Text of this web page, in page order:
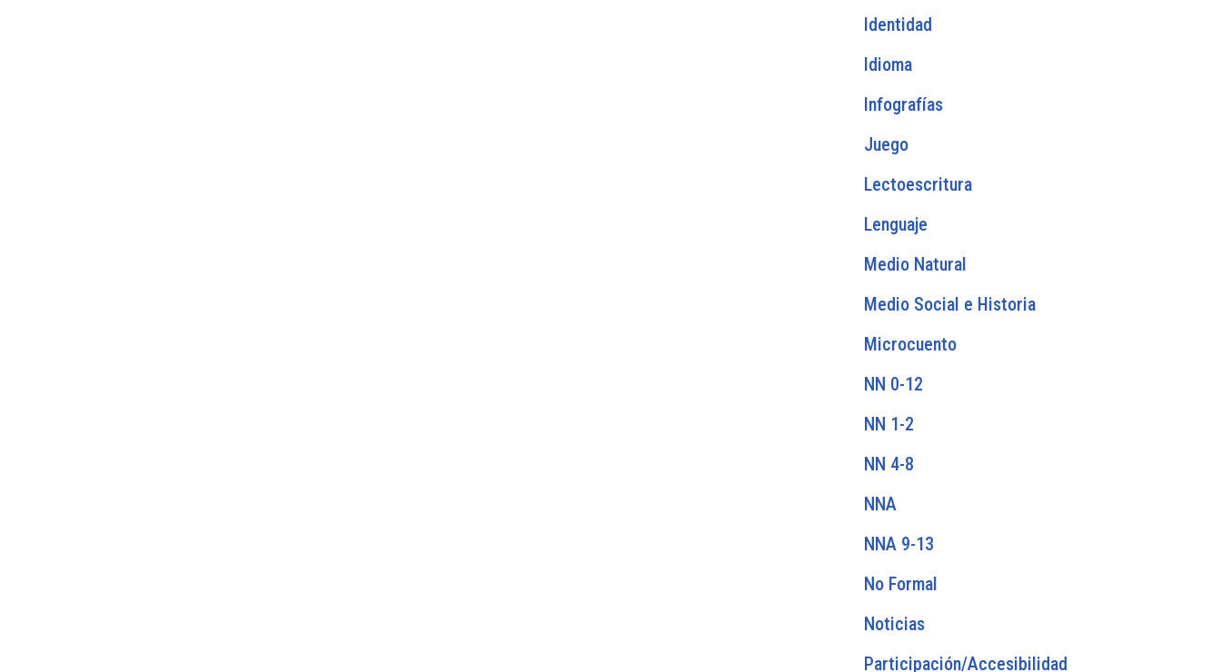
Identidad
Idioma
Infografías
Juego
Lectoescritura
Lenguaje
Medio Natural
Medio Social e Historia
Microcuento
NN 0-12
NN 1-2
NN 4-8
NNA
NNA 9-13
No Formal
Noticias
Participación/Accesibilidad